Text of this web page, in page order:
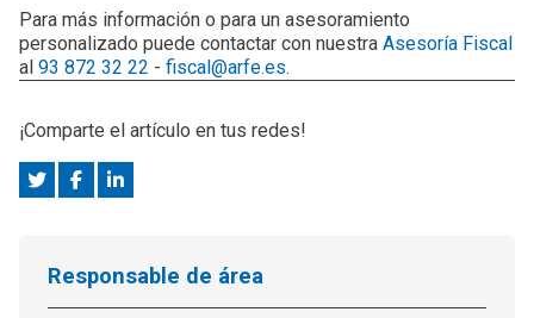
Para más información o para un asesoramiento
personalizado puede contactar con nuestra Asesoría Fiscal
al 93 872 32 22 - fiscal@arfe.es.
¡Comparte el artículo en tus redes!
Responsable de área